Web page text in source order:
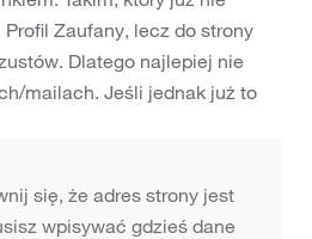
Zaufany, lecz do strony
Dlatego najlepiej nie
mailach. Jeśli jednak już to
się, że adres strony jest
wpisywać gdzieś dane